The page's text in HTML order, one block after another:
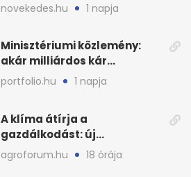
OTP: két köztes kilépéssel
novekedes.hu 1 napja
Minisztériumi közlemény:
akár milliárdos kár
fenyegette Budapest fáit
portfolio.hu 1 napja
A klíma átírja a
gazdálkodást: új
megoldásokat keres a
mezőgazdaság
agroforum.hu 18 órája